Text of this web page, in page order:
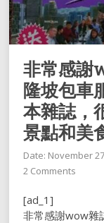
非常感謝
隆坡包車
本雜誌，
景點和美
Date: November
2 Comments
[ad_1]
非常感謝wow雜